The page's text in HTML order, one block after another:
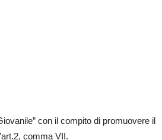
con il compito di promuovere il
comma VII.